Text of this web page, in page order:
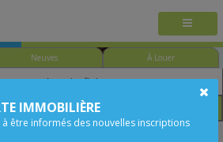
Neuves À Louer
Prix
IMMOBILIÈRE
être informés des nouvelles inscriptions